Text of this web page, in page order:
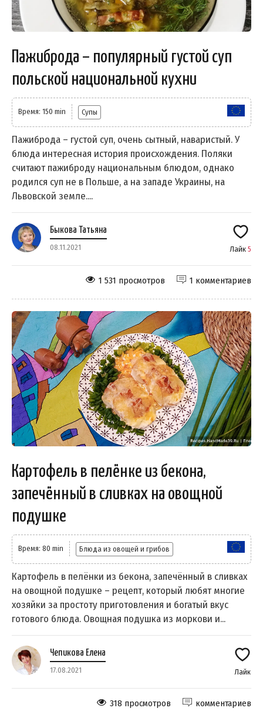
Пажиброда – популярный густой суп
польской национальной кухни
Время: 150 min Супы
Пажиброда – густой суп, очень сытный, наваристый. У
блюда интересная история происхождения. Поляки
считают пажиброду национальным блюдом, однако
родился суп не в Польше, а на западе Украины, на
Львовской земле....
Быкова Татьяна
08.11.2021 Лайк 5
1 комментариев
1 531 просмотров
Картофель в пелёнке из бекона,
запечённый в сливках на овощной
подушке
Время: 80 min Блюда из овощей и грибов
Картофель в пелёнки из бекона, запечённый в сливках
на овощной подушке – рецепт, который любят многие
хозяйки за простоту приготовления и богатый вкус
готового блюда. Овощная подушка из моркови и...
Чепикова Елена
17.08.2021 Лайк
комментариев
318 просмотров